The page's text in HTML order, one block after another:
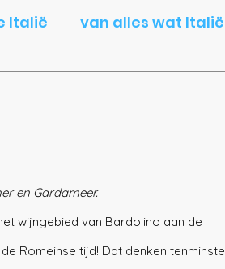
Italië van alles wat Italië
en Gardameer.
wijngebied van Bardolino aan de
Romeinse tijd! Dat denken tenminste